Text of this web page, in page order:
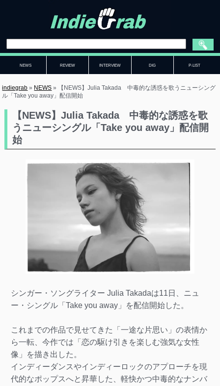
NEWS REVIEW INTERVIEW DIG P-LIST
indiegrab » NEWS »
【NEWS】Julia Takada 中毒的な誘惑を歌うニューシング
ル「Take you away」配信開始
【NEWS】Julia Takada 中毒的な誘惑を歌
うニューシングル「Take you away」配信開
始
シンガー・ソングライター Julia Takadaは11日、ニュ
ー・シングル「Take you away」を配信開始した。
これまでの作品で見せてきた「一途な片思い」の表情か
ら一転、今作では「恋の駆け引きを楽しむ強気な女性
像」を描き出した。
インディーダンスやインディーロックのアプローチを現
代的なポップスへと昇華した、軽快かつ中毒的なナンバ